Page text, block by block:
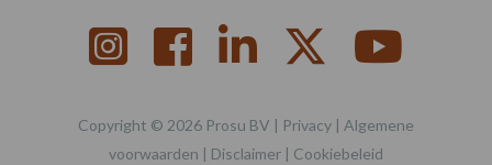
Copyright © 2026 Prosu BV | Privacy | Algemene
voorwaarden | Disclaimer | Cookiebeleid